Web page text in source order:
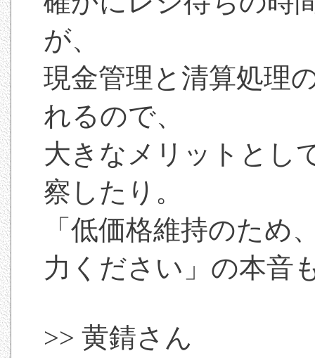
が、
現金管理と清算処理
れるので、
大きなメリットとし
察したり。
「低価格維持のため
力ください」の本音
>> 黄錆さん